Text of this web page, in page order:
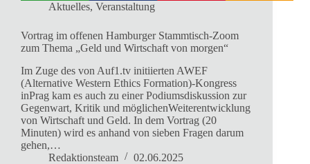
Aktuelles, Veranstaltung
Vortrag im offenen Hamburger Stammtisch-Zoom
zum Thema „Geld und Wirtschaft von morgen“
Im Zuge des von Auf1.tv initiierten AWEF
(Alternative Western Ethics Formation)-Kongress
inPrag kam es auch zu einer Podiumsdiskussion zur
Gegenwart, Kritik und möglichenWeiterentwicklung
von Wirtschaft und Geld. In dem Vortrag (20
Minuten) wird es anhand von sieben Fragen darum
gehen,…
Redaktionsteam
02.06.2025